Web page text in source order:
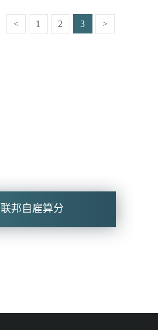
< 1 2 3 >
联邦自雇算分